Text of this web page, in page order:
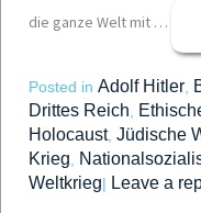
die ganze Welt mit …
Posted in Adolf Hitler
Drittes Reich
Holocaust, Jüdische
Krieg
Weltkrieg| Leave a